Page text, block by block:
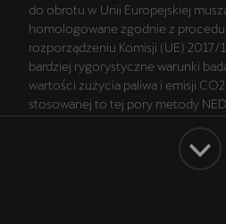
do obrotu w Unii Europejskiej
homologowane zgodnie z
rozporządzeniu Komisji (UE) 2017/
bardziej rygorystyczne warunki
wartości zużycia paliwa i emisji
stosowanej to tej pory metody
zgodnymi ze świadectwem
zgodnie z procedurą WLTP. Więcej